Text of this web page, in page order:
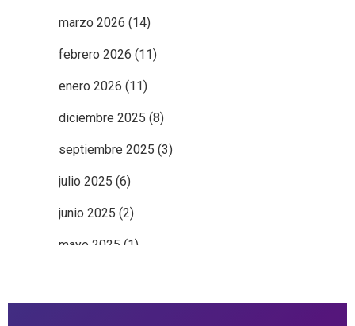
marzo 2026 (14)
febrero 2026 (11)
enero 2026 (11)
diciembre 2025 (8)
septiembre 2025 (3)
julio 2025 (6)
junio 2025 (2)
mayo 2025 (1)